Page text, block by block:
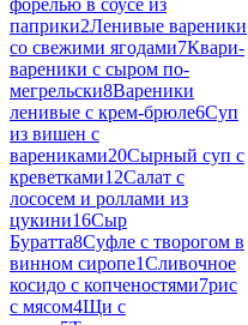
форелью в соусе из
паприки2Ленивые вареники
со свежими ягодами7Квари-
вареники с сыром по-
мегрельски8Вареники
ленивые с крем-брюле6Суп
из вишен с
варениками20Сырный суп с
креветками12Салат с
лососем и роллами из
цукини16Сыр
Буратта8Суфле с творогом в
винном сиропе1Сливочное
косидо с копченостями7рис
с мясом4Щи с